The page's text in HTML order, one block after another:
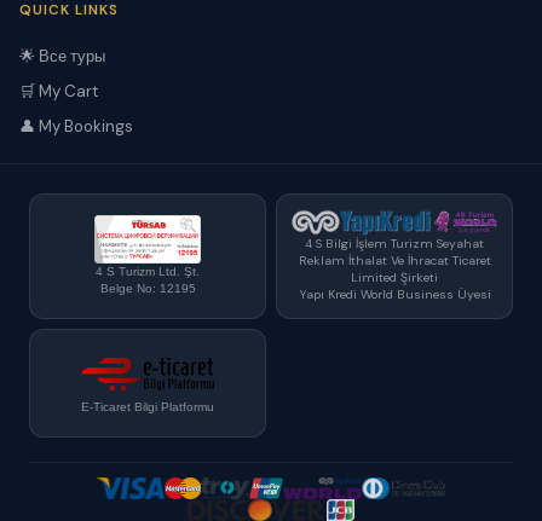
QUICK LINKS
🌟 Все туры
🛒 My Cart
👤 My Bookings
4 S Turizm Ltd. Şt.
Belge No: 12195
4 S Bilgi İşlem Turizm Seyahat
Reklam İthalat Ve İhracat Ticaret
Limited Şirketi
Yapı Kredi World Business Üyesi
E-Ticaret Bilgi Platformu